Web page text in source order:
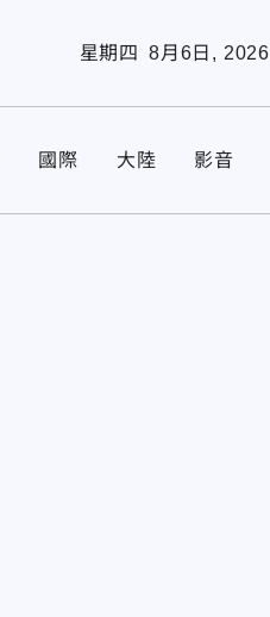
星期四 8月6日, 2026
國際 大陸 影音